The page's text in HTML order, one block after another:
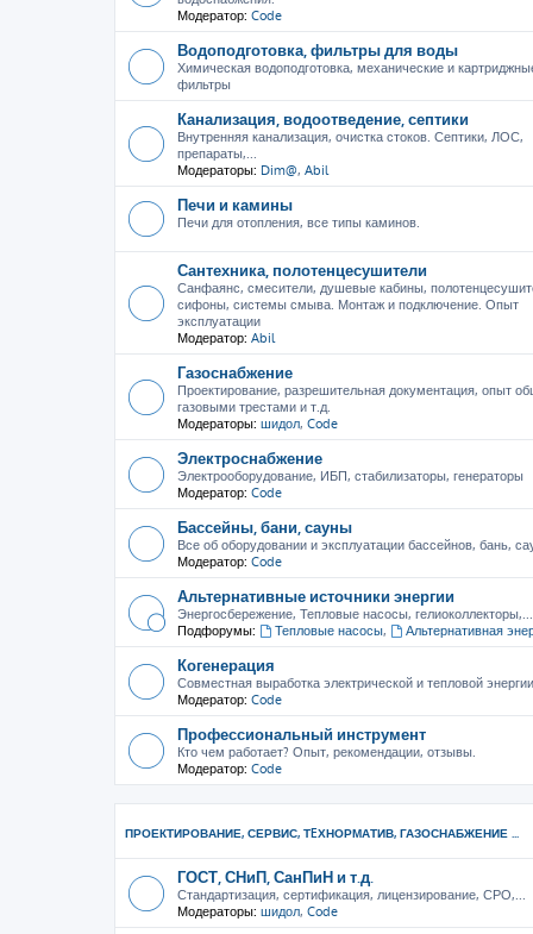
Модератор: Code
Водоподготовка, фильтры для воды
Химическая водоподготовка, механические и
фильтры
Канализация, водоотведение, септики
Внутренняя канализация, очистка стоков. Септики, ЛОС,
препараты,...
Модераторы: Dim@, Abil
Печи и камины
Печи для отопления, все типы каминов.
Сантехника, полотенцесушители
Санфаянс, смесители, душевые кабины,
сифоны, системы смыва. Монтаж и подключение. Опыт
эксплуатации
Модератор: Abil
Газоснабжение
Проектирование, разрешительная документация, опыт
газовыми трестами и т.д.
Модераторы: шидол, Code
Электроснабжение
Электрооборудование, ИБП, стабилизаторы, генераторы
Модератор: Code
Бассейны, бани, сауны
Все об оборудовании и эксплуатации бассейнов, бань,
Модератор: Code
Альтернативные источники энергии
Энергосбережение, Тепловые насосы, гелиоколлекторы,...
Подфорумы:
Тепловые насосы, Альтернативная
Когенерация
Совместная выработка электрической и тепловой энергии
Модератор: Code
Профессиональный инструмент
Кто чем работает? Опыт, рекомендации, отзывы.
Модератор: Code
ПРОЕКТИРОВАНИЕ, СЕРВИС, ТEХНОРМАТИВ, ГАЗОСНАБЖЕНИЕ ...
ГОСТ, СНиП, СанПиН и т.д.
Стандартизация, сертификация, лицензирование, СРО,...
Модераторы: шидол, Code